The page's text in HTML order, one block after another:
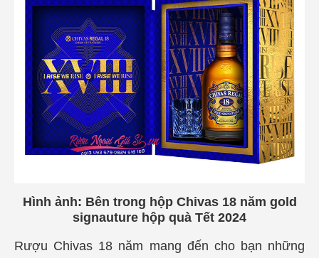
Hình ảnh: Bên trong hộp Chivas 18 năm gold
signauture hộp quà Tết 2024
Rượu Chivas 18 năm mang đến cho bạn những